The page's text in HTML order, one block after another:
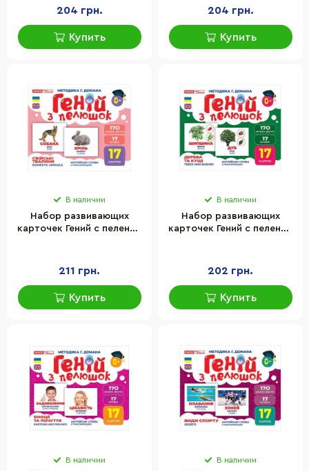
204 грн.
Купить
карточек
204 грн.
Купить
В наличии
Набор развивающих
карточек Гений с пеленок
карточек
211 грн.
Купить
В наличии
Набор развивающих
карточек Гений с пеленок
карточек
202 грн.
Купить
В наличии В наличии